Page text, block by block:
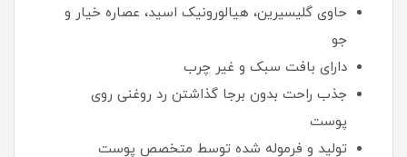
حاوی گلیسیرین، هیالورونیک اسید، عصاره خیار و
جو
دارای بافت سبک و غیر چرب
جذب راحت بدون برجا گذاشتن رد روغنی روی
پوست
تولید و فرموله شده توسط متخصص پوست